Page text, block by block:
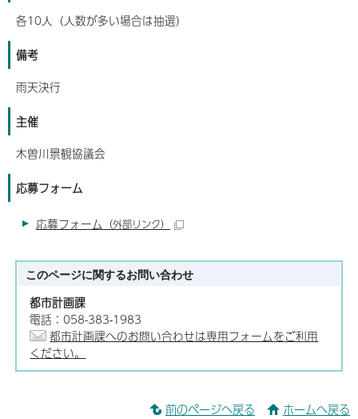
各10人（人数が多い場合は抽選）
備考
雨天決行
主催
木曽川景観協議会
応募フォーム
応募フォーム （外部リンク）
このページに関するお問い合わせ
都市計画課
電話：058-383-1983
都市計画課へのお問い合わせは専用フォームをご利用
ください。
前のページへ戻る ホームへ戻る